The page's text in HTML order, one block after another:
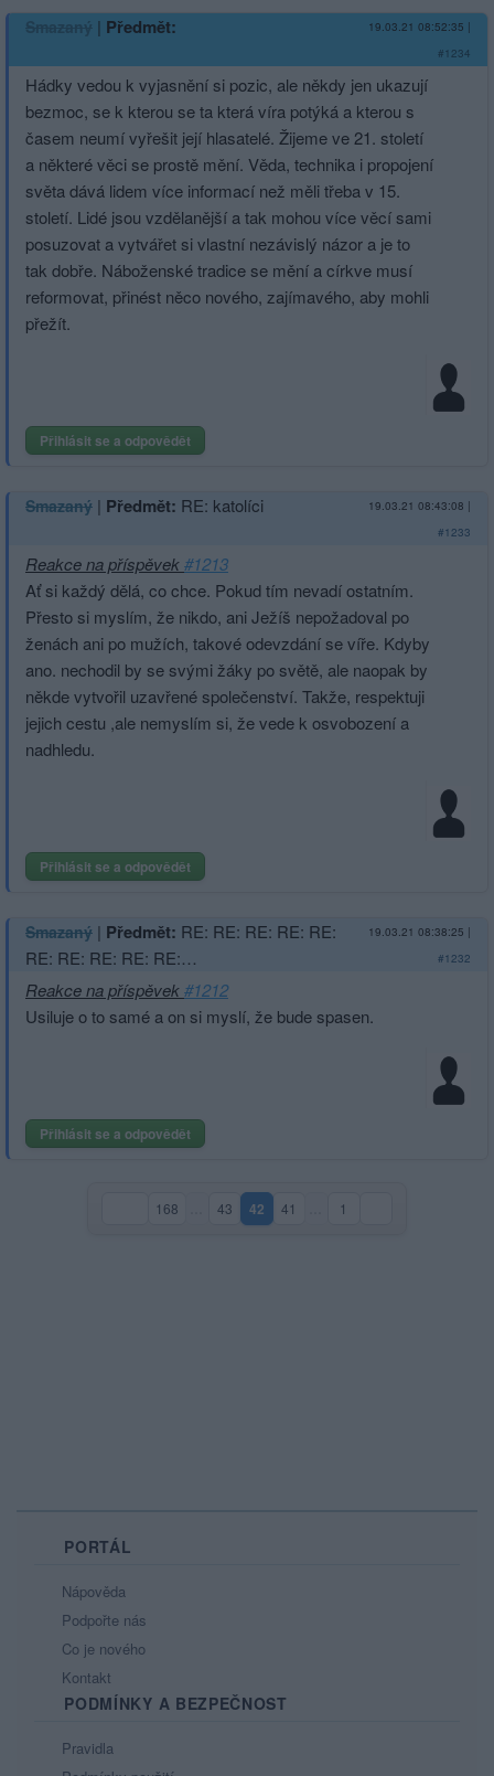
Smazaný | Předmět: 19.03.21 08:52:35 |
#1234
Hádky vedou k vyjasnění si pozic, ale někdy jen ukazují
bezmoc, se k kterou se ta která víra potýká a kterou s
časem neumí vyřešit její hlasatelé. Žijeme ve 21. století
a některé věci se prostě mění. Věda, technika i propojení
světa dává lidem více informací než měli třeba v 15.
století. Lidé jsou vzdělanější a tak mohou více věcí sami
posuzovat a vytvářet si vlastní nezávislý názor a je to
tak dobře. Náboženské tradice se mění a církve musí
reformovat, přinést něco nového, zajímavého, aby mohli
přežít.
Přihlásit se a odpovědět
Smazaný | Předmět: RE: katolíci 19.03.21 08:43:08 |
#1233
Reakce na příspěvek#1213
Ať si každý dělá, co chce. Pokud tím nevadí ostatním.
Přesto si myslím, že nikdo, ani Ježíš nepožadoval po
ženách ani po mužích, takové odevzdání se víře. Kdyby
ano. nechodil by se svými žáky po světě, ale naopak by
někde vytvořil uzavřené společenství. Takže, respektuji
jejich cestu ,ale nemyslím si, že vede k osvobození a
nadhledu.
Přihlásit se a odpovědět
Smazaný | Předmět: RE: RE: RE: RE: RE:
RE: RE: RE: RE: RE:…
19.03.21 08:38:25 |
#1232
Reakce na příspěvek#1212
Usiluje o to samé a on si myslí, že bude spasen.
Přihlásit se a odpovědět
168 43 42(aktuální strana)
41 1
PORTÁL
Nápověda
Podpořte nás
Co je nového
Kontakt
PODMÍNKY A BEZPEČNOST
Pravidla